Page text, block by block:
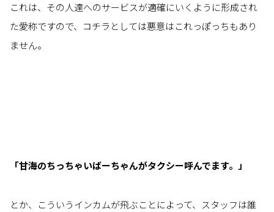
これは、その人達へのサービスが適確にいくように形成され
た愛称ですので、コチラとしては悪意はこれっぽっちもあり
ません。
「甘海のちっちゃいばーちゃんがタクシー呼んでます。」
とか、こういうインカムが飛ぶことによって、スタッフは誰